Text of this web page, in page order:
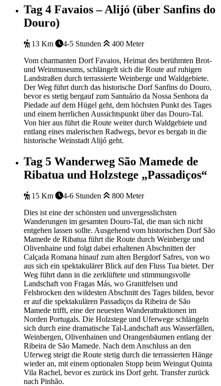
Tag 4 Favaios – Alijó (über Sanfins do
Douro)
13 Km 4-5 Stunden
400 Meter
Vom charmanten Dorf Favaios, Heimat des berühmten Brot-
und Weinmuseums, schlängelt sich die Route auf ruhigen
Landstraßen durch terrassierte Weinberge und Waldgebiete.
Der Weg führt durch das historische Dorf Sanfins do Douro,
bevor es stetig bergauf zum Santuário da Nossa Senhora da
Piedade auf dem Hügel geht, dem höchsten Punkt des Tages
und einem herrlichen Aussichtspunkt über das Douro-Tal.
Von hier aus führt die Route weiter durch Waldgebiete und
entlang eines malerischen Radwegs, bevor es bergab in die
historische Weinstadt Alijó geht.
Tag 5 Wanderweg São Mamede de
Ribatua und Holzstege „Passadiços“
15 Km 4-6 Stunden
800 Meter
Dies ist eine der schönsten und unvergesslichsten
Wanderungen im gesamten Douro-Tal, die man sich nicht
entgehen lassen sollte. Ausgehend vom historischen Dorf São
Mamede de Ribatua führt die Route durch Weinberge und
Olivenhaine und folgt dabei erhaltenen Abschnitten der
Calçada Romana hinauf zum alten Bergdorf Safres, von wo
aus sich ein spektakulärer Blick auf den Fluss Tua bietet. Der
Weg führt dann in die zerklüftete und stimmungsvolle
Landschaft von Fragas Más, wo Granitfelsen und
Felsbrocken den wildesten Abschnitt des Tages bilden, bevor
er auf die spektakulären Passadiços da Ribeira de São
Mamede trifft, eine der neuesten Wanderattraktionen im
Norden Portugals. Die Holzstege und Uferwege schlängeln
sich durch eine dramatische Tal-Landschaft aus Wasserfällen,
Weinbergen, Olivenhainen und Orangenbäumen entlang der
Ribeira de São Mamede. Nach dem Anschluss an den
Uferweg steigt die Route stetig durch die terrassierten Hänge
wieder an, mit einem optionalen Stopp beim Weingut Quinta
Vila Rachel, bevor es zurück ins Dorf geht. Transfer zurück
nach Pinhão.